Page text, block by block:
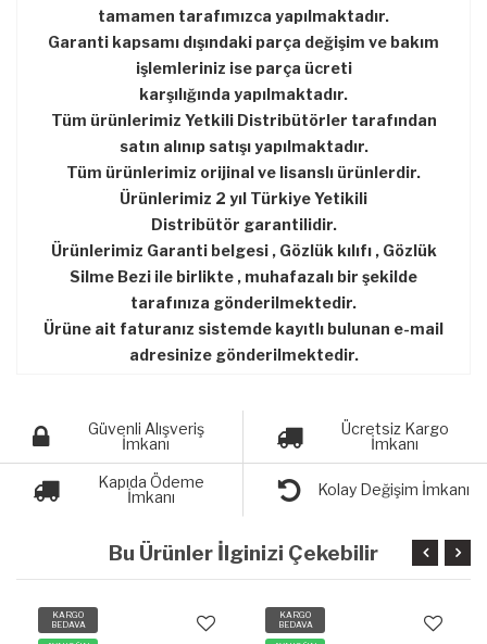
tamamen tarafımızca yapılmaktadır.
Garanti kapsamı dışındaki parça değişim ve bakım
işlemleriniz ise parça ücreti
karşılığında yapılmaktadır.
Tüm ürünlerimiz Yetkili Distribütörler tarafından
satın alınıp satışı yapılmaktadır.
Tüm ürünlerimiz orijinal ve lisanslı ürünlerdir.
Ürünlerimiz 2 yıl Türkiye Yetikili
Distribütör garantilidir.
Ürünlerimiz Garanti belgesi , Gözlük kılıfı , Gözlük
Silme Bezi ile birlikte , muhafazalı bir şekilde
tarafınıza gönderilmektedir.
Ürüne ait faturanız sistemde kayıtlı bulunan e-mail
adresinize gönderilmektedir.
Güvenli Alışveriş
İmkanı
Ücretsiz Kargo
İmkanı
Kapıda Ödeme
İmkanı
Kolay Değişim İmkanı
Bu Ürünler İlginizi Çekebilir
KARGO
BEDAVA
KARGO
BEDAVA